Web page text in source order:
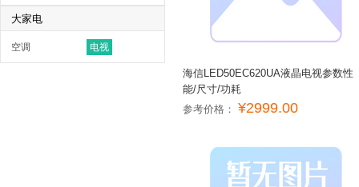
大家电
空调 电视
海信LED50EC620UA液晶电视参数性
能/尺寸/功耗
参考价格： ¥2999.00